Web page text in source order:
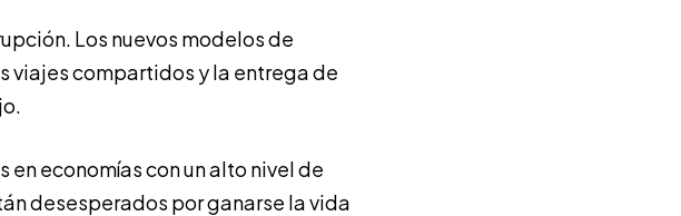
Los nuevos modelos de
viajes compartidos y la entrega de
economías con un alto nivel de
desesperados por ganarse la vida